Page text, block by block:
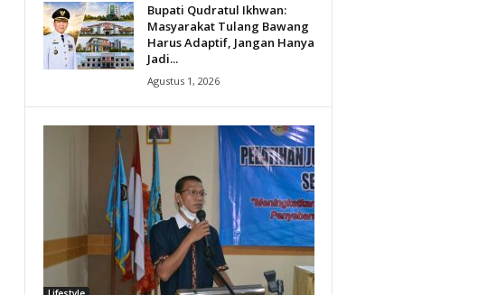
Bupati Qudratul Ikhwan:
Masyarakat Tulang Bawang
Harus Adaptif, Jangan Hanya
Jadi...
Agustus 1, 2026